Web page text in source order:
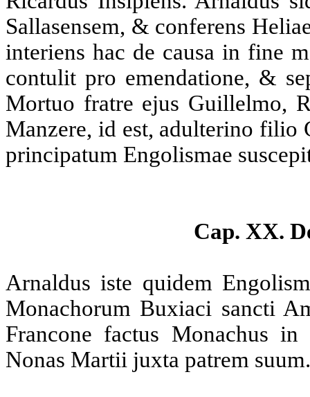
Sallasensem, & conferens
interiens hac de causa in fine
contulit pro emendatione, &
Mortuo fratre ejus Guillelmo,
Manzere, id est, adulterino filio
principatum Engolismae
Cap. XX.
Arnaldus iste quidem
Monachorum Buxiaci sancti
Francone factus Monachus
Nonas Martii juxta patrem suum.